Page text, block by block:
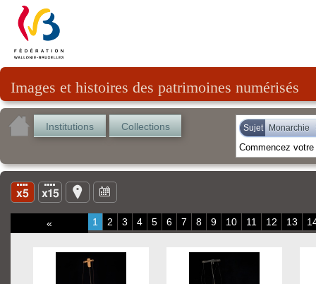
Images et histoires des patrimoines numérisés
Institutions Collections Sujet Monarchie
« 1 2 3 4 5 6 7 8 9 10 11 12 13